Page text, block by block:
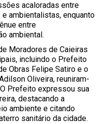
acaloradas entre
ambientalistas, enquanto
entre
ambiental.
Moradores de Caieiras
incluindo o Prefeito
Obras Felipe Satiro e o
Oliveira, reuniram-
Prefeito expressou sua
destacando a
ambiente e citando
sanitário da cidade.